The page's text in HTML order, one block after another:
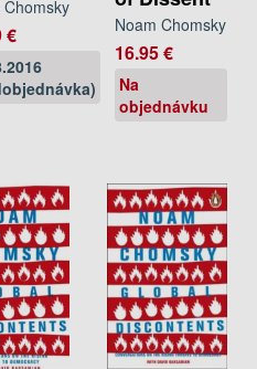
Chomsky
€ Noam Chomsky
16.95 €
Na
objednávku